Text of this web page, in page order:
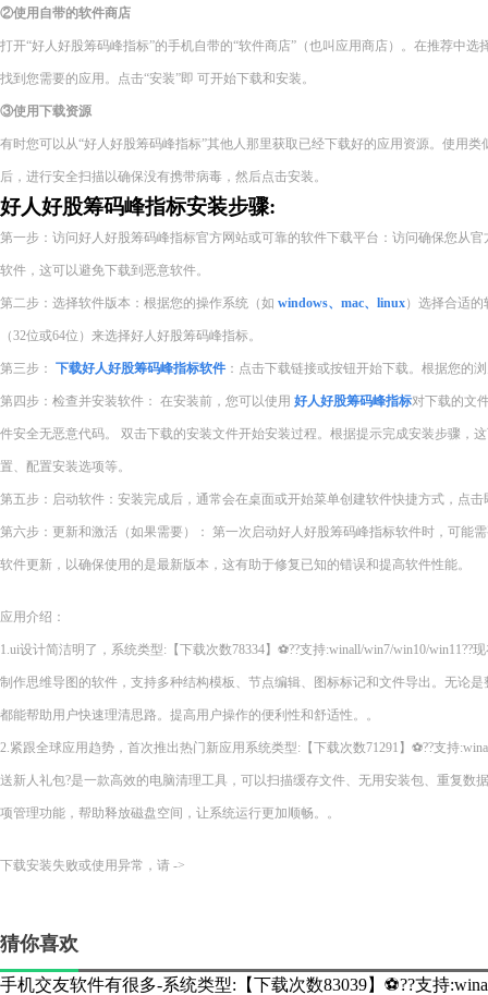
②使用自带的软件商店
打开“好人好股筹码峰指标”的手机自带的“软件商店”（也叫应用商店）。在推荐中
找到您需要的应用。点击“安装”即 可开始下载和安装。
③使用下载资源
有时您可以从“好人好股筹码峰指标”其他人那里获取已经下载好的应用资源。使用
后，进行安全扫描以确保没有携带病毒，然后点击安装。
好人好股筹码峰指标安装步骤:
第一步：访问好人好股筹码峰指标官方网站或可靠的软件下载平台：访问确保您从
软件，这可以避免下载到恶意软件。
第二步：选择软件版本：根据您的操作系统（如 windows、mac、linux）选择合适
（32位或64位）来选择好人好股筹码峰指标。
第三步： 下载好人好股筹码峰指标软件 ：点击下载链接或按钮开始下载。根据您的
第四步：检查并安装软件： 在安装前，您可以使用 好人好股筹码峰指标对下载的文
件安全无恶意代码。 双击下载的安装文件开始安装过程。根据提示完成安装步骤，
置、配置安装选项等。
第五步：启动软件：安装完成后，通常会在桌面或开始菜单创建软件快捷方式，点
第六步：更新和激活（如果需要）： 第一次启动好人好股筹码峰指标软件时，可能
软件更新，以确保使用的是最新版本，这有助于修复已知的错误和提高软件性能。
应用介绍：
1.ui设计简洁明了，系统类型:【下载次数78334】⚽??支持:winall/win7/win10/win11??
制作思维导图的软件，支持多种结构模板、节点编辑、图标标记和文件导出。无论
都能帮助用户快速理清思路。提高用户操作的便利性和舒适性。。
2.紧跟全球应用趋势，首次推出热门新应用系统类型:【下载次数71291】⚽??支持
送新人礼包?是一款高效的电脑清理工具，可以扫描缓存文件、无用安装包、重复数
项管理功能，帮助释放磁盘空间，让系统运行更加顺畅。。
下载安装失败或使用异常，请 ->
猜你喜欢
手机交友软件有很多-系统类型:【下载次数83039】⚽??支持